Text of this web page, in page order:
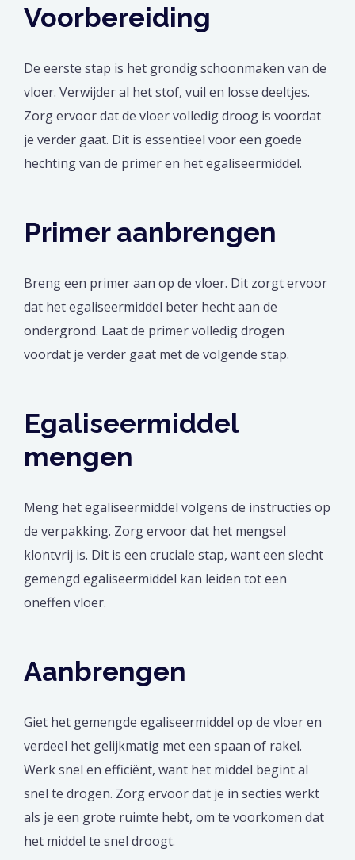
Voorbereiding
De eerste stap is het grondig schoonmaken van de
vloer. Verwijder al het stof, vuil en losse deeltjes.
Zorg ervoor dat de vloer volledig droog is voordat
je verder gaat. Dit is essentieel voor een goede
hechting van de primer en het egaliseermiddel.
Primer aanbrengen
Breng een primer aan op de vloer. Dit zorgt ervoor
dat het egaliseermiddel beter hecht aan de
ondergrond. Laat de primer volledig drogen
voordat je verder gaat met de volgende stap.
Egaliseermiddel
mengen
Meng het egaliseermiddel volgens de instructies op
de verpakking. Zorg ervoor dat het mengsel
klontvrij is. Dit is een cruciale stap, want een slecht
gemengd egaliseermiddel kan leiden tot een
oneffen vloer.
Aanbrengen
Giet het gemengde egaliseermiddel op de vloer en
verdeel het gelijkmatig met een spaan of rakel.
Werk snel en efficiënt, want het middel begint al
snel te drogen. Zorg ervoor dat je in secties werkt
als je een grote ruimte hebt, om te voorkomen dat
het middel te snel droogt.